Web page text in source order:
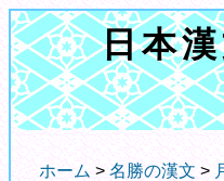
日本
ホーム > 名勝の漢文 >